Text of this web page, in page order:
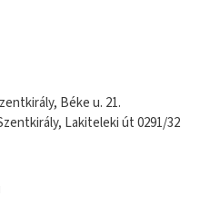
Béke u. 21.
Lakiteleki út 0291/32